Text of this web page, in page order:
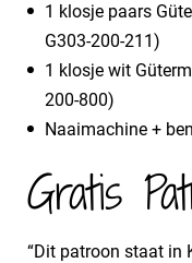
1 klosje paars
G303-200-211)
1 klosje wit
200-800)
Naaimachine +
Gratis
“Dit patroon staat in